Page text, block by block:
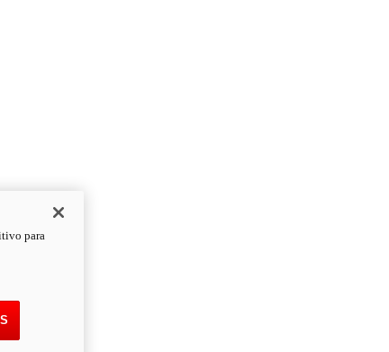
para